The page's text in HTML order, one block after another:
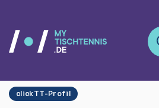
clickTT-Profil